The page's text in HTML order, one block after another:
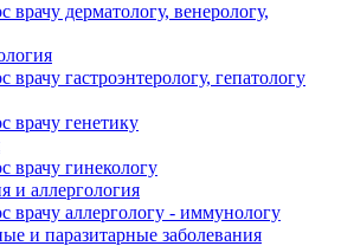
врачу дерматологу, венерологу,
гастроэнтерологу, гепатологу
врачу генетику
врачу гинекологу
аллергология
врачу аллергологу - иммунологу
и паразитарные заболевания